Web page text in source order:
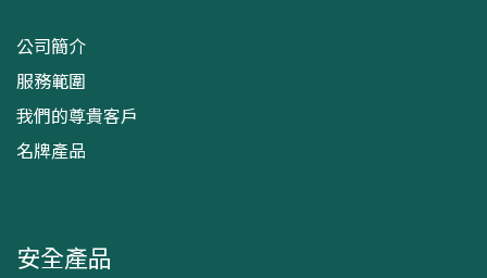
公司簡介
服務範圍
我們的尊貴客戶
名牌產品
安全產品